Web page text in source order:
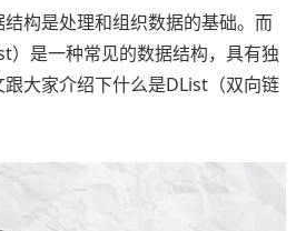
构是处理和组织数据的基础。而
）是一种常见的数据结构，具有独
大家介绍下什么是DList（双向链